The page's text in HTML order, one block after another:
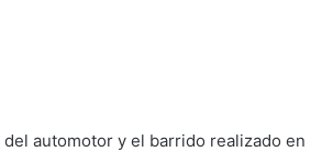
automotor y el barrido realizado en